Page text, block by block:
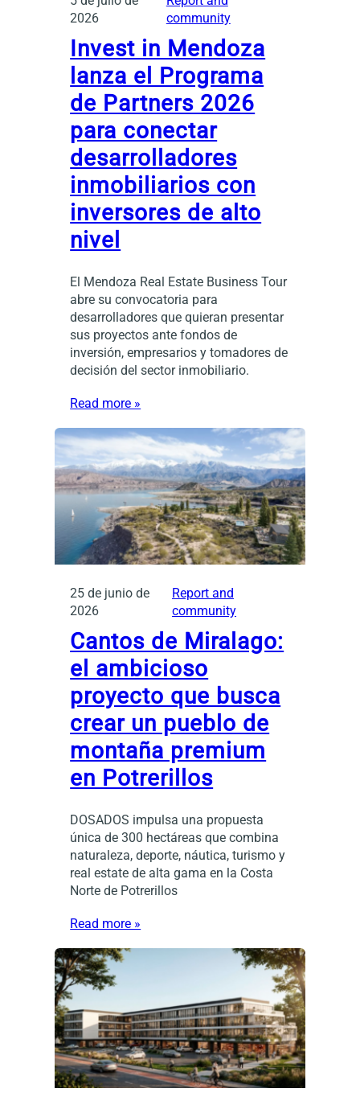
2026
community
Invest in Mendoza
lanza el Programa
de Partners 2026
para conectar
desarrolladores
inmobiliarios con
inversores de alto
nivel
El Mendoza Real Estate Business Tour
abre su convocatoria para
desarrolladores que quieran presentar
sus proyectos ante fondos de
inversión, empresarios y tomadores de
decisión del sector inmobiliario.
Read more »
25 de junio de
2026
Report and
community
Cantos de Miralago:
el ambicioso
proyecto que busca
crear un pueblo de
montaña premium
en Potrerillos
DOSADOS impulsa una propuesta
única de 300 hectáreas que combina
naturaleza, deporte, náutica, turismo y
real estate de alta gama en la Costa
Norte de Potrerillos
Read more »